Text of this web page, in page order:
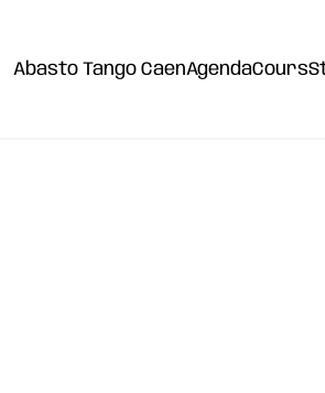
Abasto Tango CaenAgendaCours